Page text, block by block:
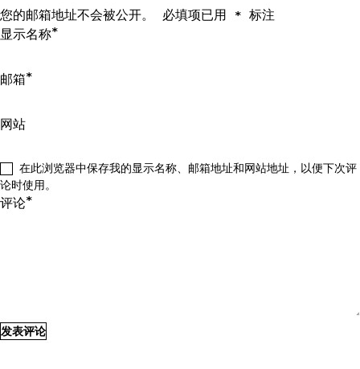
您的邮箱地址不会被公开。 必填项已用 * 标注
评论*
显示名称*
邮箱*
网站
在此浏览器中保存我的显示名称、邮箱地址和网站地址，以便下次评
论时使用。